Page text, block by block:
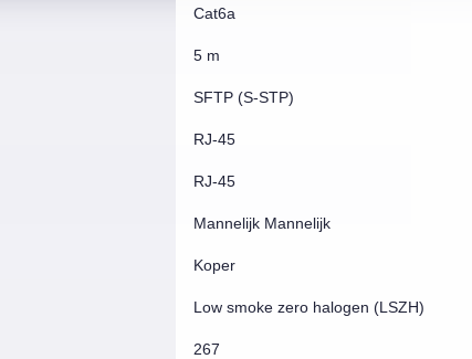
Cat6a
5 m
SFTP (S-STP)
RJ-45
RJ-45
Mannelijk Mannelijk
Koper
Low smoke zero halogen (LSZH)
267